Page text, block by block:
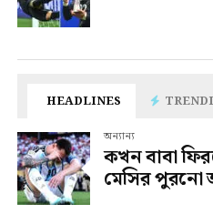
HEADLINES
অন্যান্য
কখন বাবা
মেসির পুরনো